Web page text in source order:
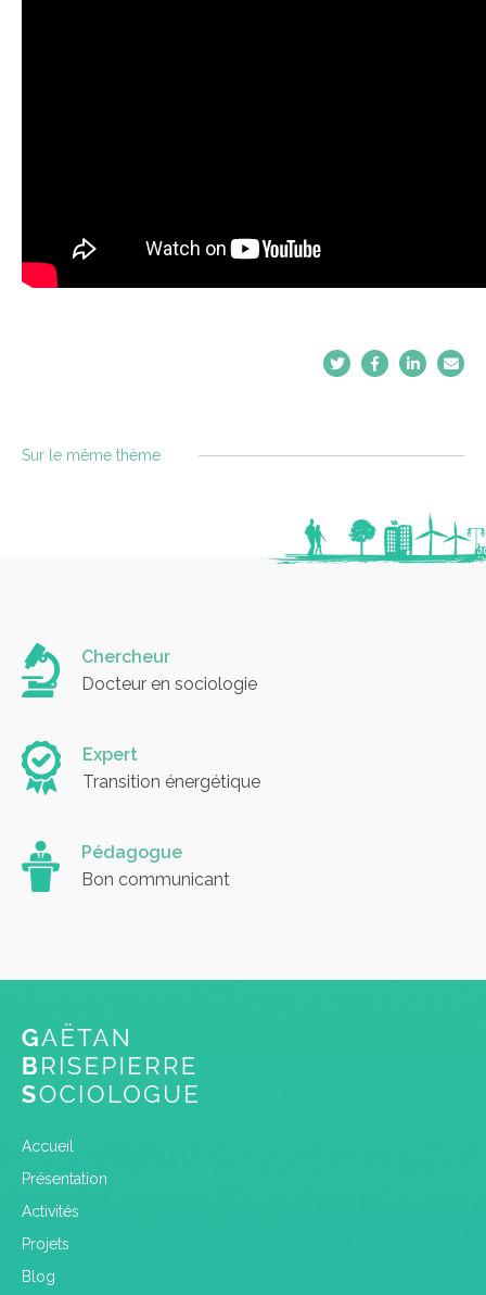
Sur le même thème
Chercheur
Docteur en sociologie
Expert
Transition énergétique
Pédagogue
Bon communicant
Accueil
Présentation
Activités
Projets
Blog